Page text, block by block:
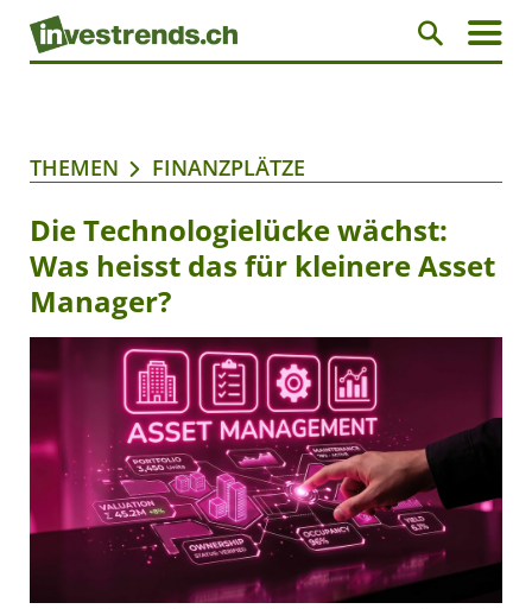
THEMEN FINANZPLÄTZE
Die Technologielücke wächst:
Was heisst das für kleinere Asset
Manager?